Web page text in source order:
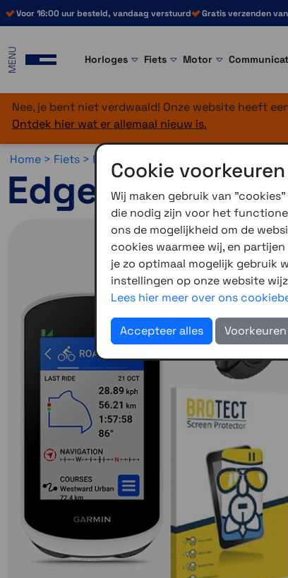
Voor 16:00 uur besteld, vandaag verstuurd Gratis verzenden
MENU Horloges Fiets Motor
Nee, je bent niet verdwaald! Onze website heeft
Ontdek hier wat er allemaal nieuw is.
Home > Fiets > Fietsnavigatie >
Edge Explore
Cookie voorkeuren
Wij maken gebruik van
die nodig zijn voor het
ons de mogelijkheid om de
cookies waarmee wij, en
je zo optimaal mogelijk gebruik
instellingen op onze website
Lees hier meer over ons
Accepteer alles